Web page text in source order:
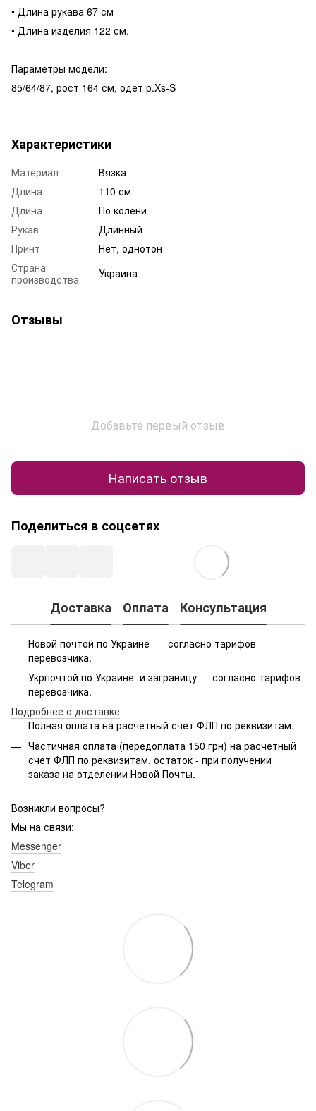
• Длина рукава 67 см
• Длина изделия 122 см.
Параметры модели:
85/64/87, рост 164 см, одет р.Xs-S
Характеристики
Материал
Вязка
Длина
110 см
Длина
По колени
Рукав
Длинный
Принт
Нет, однотон
Страна
производства
Украина
Отзывы
Добавьте первый отзыв
Написать отзыв
Поделиться в соцсетях
Доставка Оплата Консультация
Новой почтой по Украине — согласно тарифов
перевозчика.
Укрпочтой по Украине и заграницу — согласно тарифов
перевозчика.
Подробнее о доставке
Полная оплата на расчетный счет ФЛП по реквизитам.
Частичная оплата (передоплата 150 грн) на расчетный
счет ФЛП по реквизитам, остаток - при получении
заказа на отделении Новой Почты.
Возникли вопросы?
Мы на связи:
Messenger
Viber
Telegram